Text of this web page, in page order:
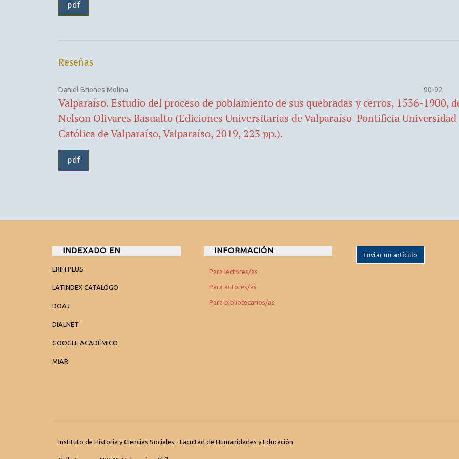
pdf
Reseñas
Daniel Briones Molina 90-92
Valparaíso. Estudio del proceso de poblamiento de sus quebradas y cerros, 1536-1900,
Nelson Olivares Basualto (Ediciones Universitarias de Valparaíso-Pontificia Universidad
Católica de Valparaíso, Valparaíso, 2019, 223 pp.).
pdf
INDEXADO EN
ERIH PLUS
LATINDEX CATALOGO
DOAJ
DIALNET
GOOGLE ACADÉMICO
MIAR
INFORMACIÓN
Para lectores/as
Para autores/as
Para bibliotecarios/as
Enviar un artículo
Instituto de Historia y Ciencias Sociales - Facultad de Humanidades y Educación